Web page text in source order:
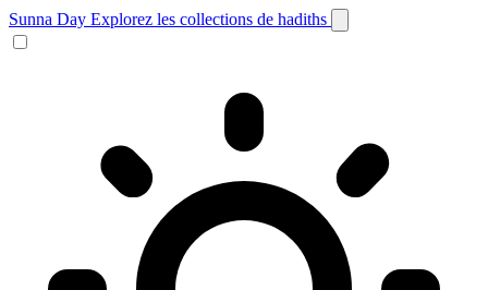
Sunna Day Explorez les collections de hadiths